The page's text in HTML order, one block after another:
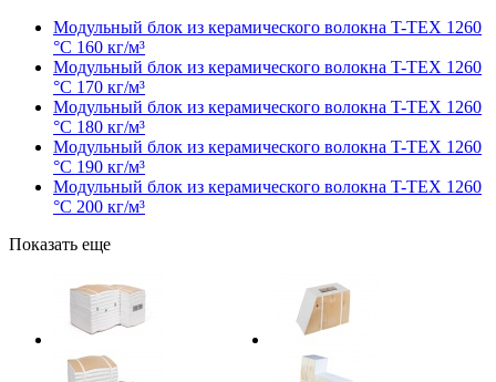
Модульный блок из керамического волокна T-TEX 1260
°С 160 кг/м³
Модульный блок из керамического волокна T-TEX 1260
°С 170 кг/м³
Модульный блок из керамического волокна T-TEX 1260
°С 180 кг/м³
Модульный блок из керамического волокна T-TEX 1260
°С 190 кг/м³
Модульный блок из керамического волокна T-TEX 1260
°С 200 кг/м³
Показать еще